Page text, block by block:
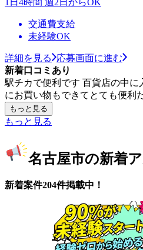
交通費支給
未経験OK
詳細を見る
応募画面に進む
新着口コミあり
駅チカで便利です 百貨店の中に
にお買い物もできてとても便利
もっと見る
もっと見る
名古屋市の新着
新着案件204件掲載中！